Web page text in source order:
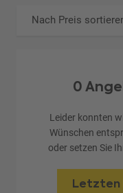
Nach Preis
0
Leider konnten
Wünschen
oder setzen Sie
Letzten